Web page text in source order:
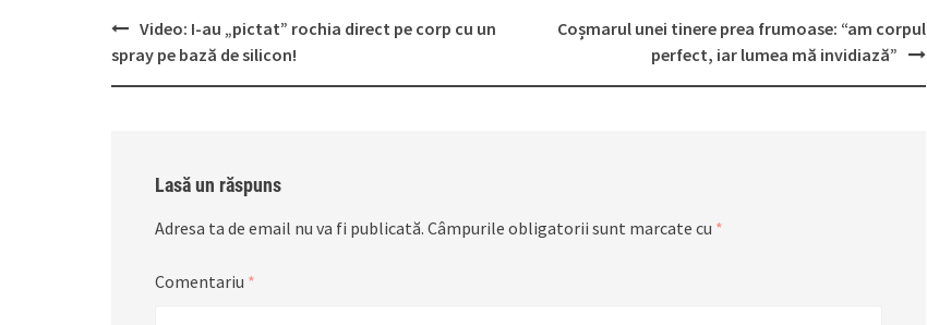
Post
navigation
Video: I-au „pictat” rochia direct pe corp cu un
spray pe bază de silicon!
Coșmarul unei tinere prea frumoase: “am corpul
perfect, iar lumea mă invidiază”
Lasă un răspuns
Adresa ta de email nu va fi publicată. Câmpurile obligatorii sunt marcate cu *
Comentariu *